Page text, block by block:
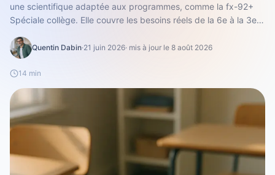
une scientifique adaptée aux programmes, comme la fx-92+
Spéciale collège. Elle couvre les besoins réels de la 6e à la 3e :
Quentin Dabin·21 juin 2026· mis à jour le 8 août 2026
14 min